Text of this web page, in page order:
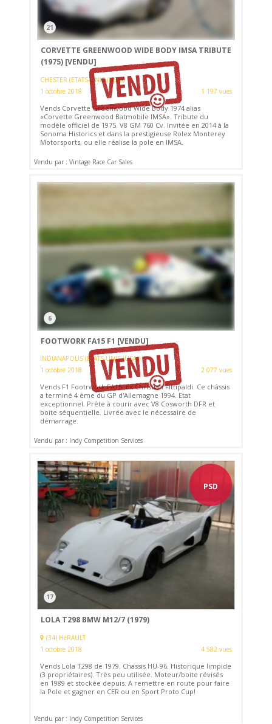
21
CORVETTE GREENWOOD WIDE BODY IMSA TRIBUTE
(1975) [VENDU]
CHESTER (ETATS-UNIS (USA))
1 octobre 2018
1 197 vues
Vends Corvette Greenwood Wide Body 1974 alias
«Corvette Greenwood Batmobile IMSA». Tribute du
modèle officiel de 1975. V8 GM 760 Cv. Invitée en 2014 à la
Sonoma Historics et dans la prestigieuse Rolex Monterey
Motorsports, ou elle réalise la pole en IMSA.
Vendu par : Vintage Race Car Sales
6
FOOTWORK FA15 F1 [VENDU]
INDIANAPOLIS (ETATS-UNIS (USA))
1 octobre 2018
2 077 vues
Vends F1 Footrwork FA15. Ex Christian Fittipaldi. Ce châssis
a terminé 4 ème du GP d'Allemagne 1994. Etat
exceptionnel. Prête à courir avec V8 Cosworth DFR et
boite séquentielle. Livrée avec le nécessaire de
démarrage.
Vendu par : Indy Competition Services
PSD
17
LOLA T298 BMW M12/7 (1979)
(34) HéRAULT
1 octobre 2018
4 582 vues
Vends Lola T298 de 1979. Chassis HU-96. Historique limpide
(3 propriétaires). Très peu utilisée. Moteur/boite révisés
en 1989 et stockée depuis. A remettre en route pour faire
la Pole et gagner en CER ou en Sport Proto Cup!
Vendu par : Indy Competition Services